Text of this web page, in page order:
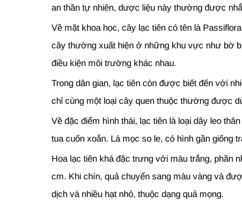
an thần tự nhiên, dược liệu này thường được
Về mặt khoa học, cây lạc tiên có tên là
cây thường xuất hiện ở những khu vực như bờ
điều kiện môi trường khác nhau.
Trong dân gian, lạc tiên còn được biết đến với
chỉ cùng một loại cây quen thuộc thường được
Về đặc điểm hình thái, lạc tiên là loại dây leo
tua cuốn xoắn. Lá mọc so le, có hình gần giống
Hoa lạc tiên khá đặc trưng với màu trắng, phần
cm. Khi chín, quả chuyển sang màu vàng và
dịch và nhiều hạt nhỏ, thuộc dạng quả mọng.